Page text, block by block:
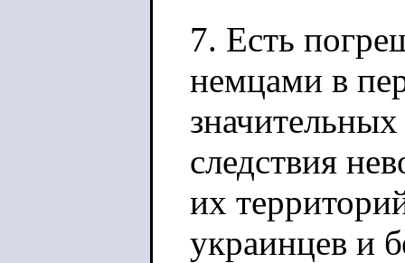
7. Есть
немцами в
следствия
их
украинцев и